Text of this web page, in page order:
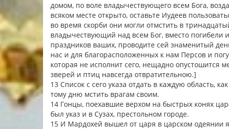
домом, по воле владычествующего всем Бога,
всяком месте открыто, оставьте Иудеев
во время скорби они могли отмстить в
владычествующий над всем Бог, вместо погибели
праздников ваших, проводите сей знаменитый
нас и для благорасположенных к нам Персов и
которая не исполнит сего, нещадно опустошится
зверей и птиц навсегда отвратительною.]
13 Список с сего указа отдать в каждую область,
тому дню мстить врагам своим.
14 Гонцы, поехавшие верхом на быстрых конях
был указ и в Сузах, престольном городе.
15 И Мардохей вышел от царя в царском одеянии